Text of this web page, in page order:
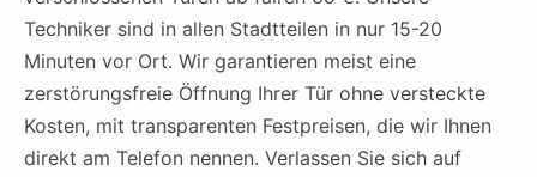
Techniker sind in allen Stadtteilen in nur 15-20
Minuten vor Ort. Wir garantieren meist eine
zerstörungsfreie Öffnung Ihrer Tür ohne versteckte
Kosten, mit transparenten Festpreisen, die wir Ihnen
direkt am Telefon nennen. Verlassen Sie sich auf